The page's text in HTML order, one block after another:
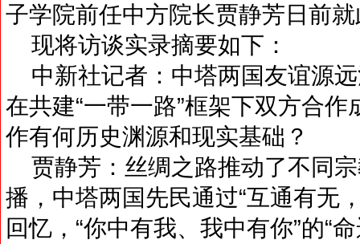
子学院前任中方院长贾静芳日前
现将访谈实录摘要如下：
中新社记者：中塔两国友谊源
在共建“一带一路”框架下双方合
作有何历史渊源和现实基础？
贾静芳：丝绸之路推动了不同
播，中塔两国先民通过“互通有无
回忆，“你中有我、我中有你”的“